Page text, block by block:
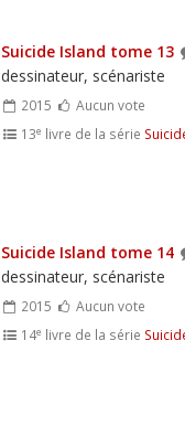
Suicide Island tome 13
dessinateur, scénariste
2015
Aucun vote
13e livre de la série
Suicide Island tome 14
dessinateur, scénariste
2015
Aucun vote
14e livre de la série